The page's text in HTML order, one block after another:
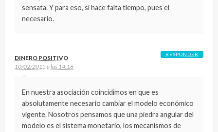
sensata. Y para eso, si hace falta tiempo, pues el
necesario.
DINERO POSITIVO
10/02/2015 a las 14:16
En nuestra asociación coincidimos en que es
absolutamente necesario cambiar el modelo económico
vigente. Nosotros pensamos que una piedra angular del
modelo es el sistema monetario, los mecanismos de
RESPONDER